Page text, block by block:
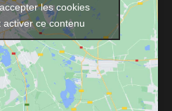
les cookies
activer ce contenu